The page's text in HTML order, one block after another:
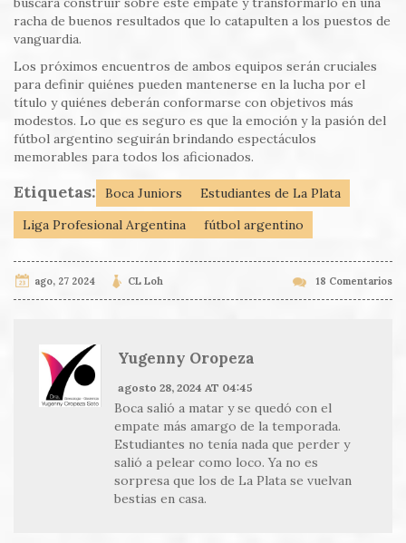
racha de buenos resultados que lo catapulten a los puestos de
vanguardia.
Los próximos encuentros de ambos equipos serán cruciales
para definir quiénes pueden mantenerse en la lucha por el
título y quiénes deberán conformarse con objetivos más
modestos. Lo que es seguro es que la emoción y la pasión del
fútbol argentino seguirán brindando espectáculos
memorables para todos los aficionados.
Etiquetas: Boca Juniors
Estudiantes de La Plata
Liga Profesional Argentina
fútbol argentino
ago, 27 2024 CL Loh 18 Comentarios
Yugenny Oropeza
agosto 28, 2024 AT 04:45
Boca salió a matar y se quedó con el
empate más amargo de la temporada.
Estudiantes no tenía nada que perder y
salió a pelear como loco. Ya no es
sorpresa que los de La Plata se vuelvan
bestias en casa.